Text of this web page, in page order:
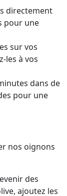
directement
pour une
sur vos
les à vos
dans de
pour une
nos oignons
des
ajoutez les